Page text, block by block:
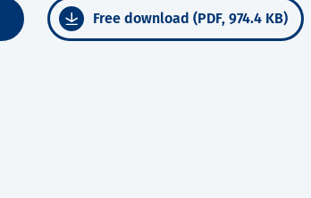
Free download (PDF, 974.4 KB)